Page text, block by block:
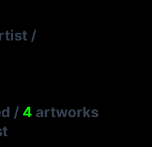
/
/ 4 artworks